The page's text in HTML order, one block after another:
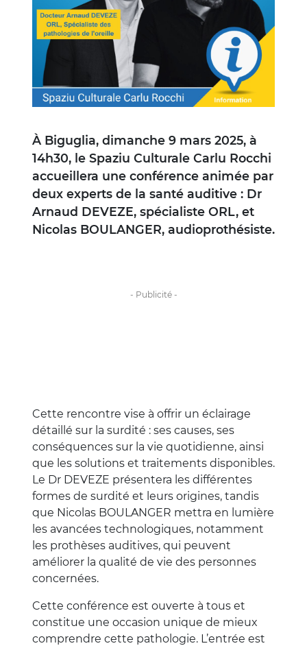
À Biguglia, dimanche 9 mars 2025, à
14h30, le Spaziu Culturale Carlu Rocchi
accueillera une conférence animée par
deux experts de la santé auditive : Dr
Arnaud DEVEZE, spécialiste ORL, et
Nicolas BOULANGER, audioprothésiste.
Cette rencontre vise à offrir un éclairage
détaillé sur la surdité : ses causes, ses
conséquences sur la vie quotidienne, ainsi
que les solutions et traitements disponibles.
Le Dr DEVEZE présentera les différentes
formes de surdité et leurs origines, tandis
que Nicolas BOULANGER mettra en lumière
les avancées technologiques, notamment
les prothèses auditives, qui peuvent
améliorer la qualité de vie des personnes
concernées.
Cette conférence est ouverte à tous et
constitue une occasion unique de mieux
comprendre cette pathologie. L’entrée est